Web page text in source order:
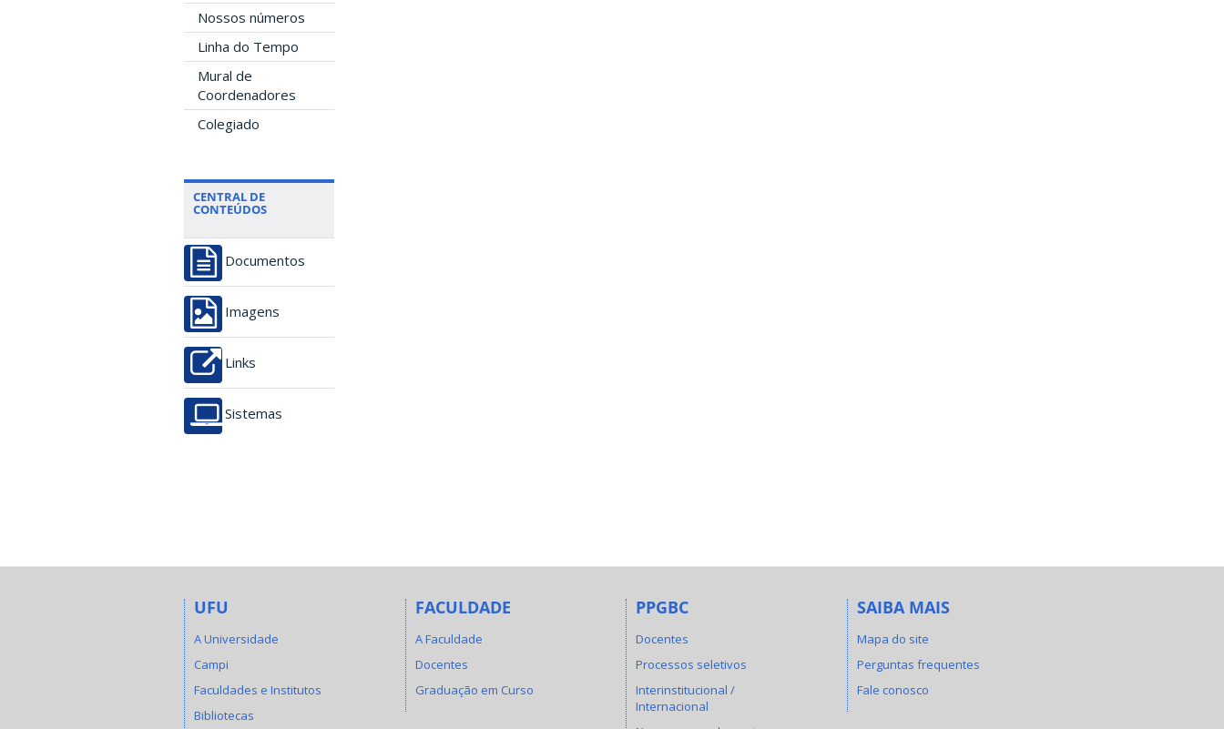
Nossos números
Linha do Tempo
Mural de
Coordenadores
Colegiado
CENTRAL DE
CONTEÚDOS
Documentos
Imagens
Links
Sistemas
UFU
A Universidade
Campi
Faculdades e Institutos
Bibliotecas
FACULDADE
A Faculdade
Docentes
Graduação em Curso
PPGBC
Docentes
Processos seletivos
Interinstitucional /
Internacional
SAIBA MAIS
Mapa do site
Perguntas frequentes
Fale conosco